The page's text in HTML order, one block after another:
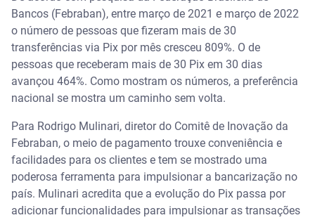
Bancos (Febraban), entre março de 2021 e março de 2022
o número de pessoas que fizeram mais de 30
transferências via Pix por mês cresceu 809%. O de
pessoas que receberam mais de 30 Pix em 30 dias
avançou 464%. Como mostram os números, a preferência
nacional se mostra um caminho sem volta.
Para Rodrigo Mulinari, diretor do Comitê de Inovação da
Febraban, o meio de pagamento trouxe conveniência e
facilidades para os clientes e tem se mostrado uma
poderosa ferramenta para impulsionar a bancarização no
país. Mulinari acredita que a evolução do Pix passa por
adicionar funcionalidades para impulsionar as transações